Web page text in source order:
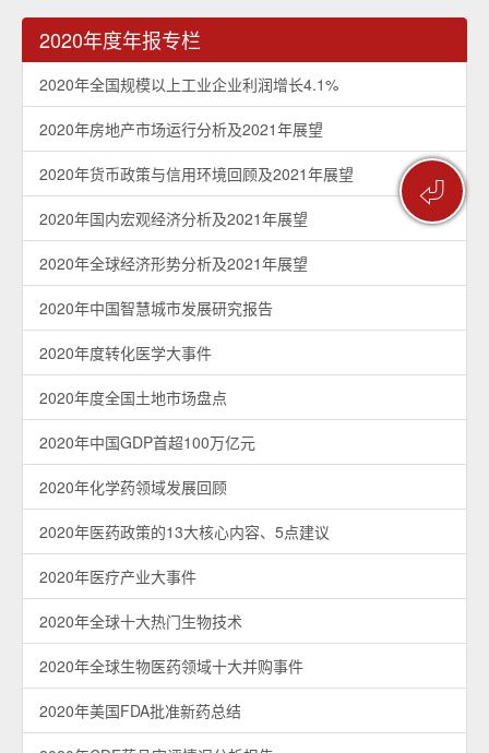
⏎
2020年度年报专栏
2020年全国规模以上工业企业利润增长4.1%
2020年房地产市场运行分析及2021年展望
2020年货币政策与信用环境回顾及2021年展望
2020年国内宏观经济分析及2021年展望
2020年全球经济形势分析及2021年展望
2020年中国智慧城市发展研究报告
2020年度转化医学大事件
2020年度全国土地市场盘点
2020年中国GDP首超100万亿元
2020年化学药领域发展回顾
2020年医药政策的13大核心内容、5点建议
2020年医疗产业大事件
2020年全球十大热门生物技术
2020年全球生物医药领域十大并购事件
2020年美国FDA批准新药总结